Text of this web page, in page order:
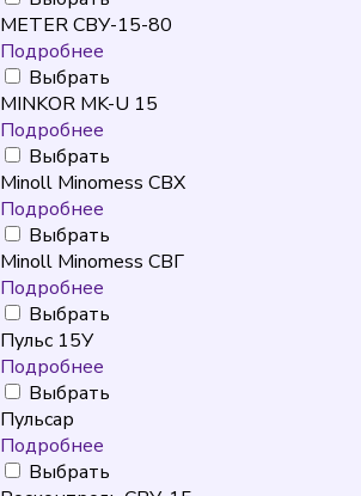
METER СВУ-15-80
Подробнее
Выбрать
MINKOR MK-U 15
Подробнее
Выбрать
Minoll Minomess СВХ
Подробнее
Выбрать
Minoll Minomess СВГ
Подробнее
Выбрать
Пульс 15У
Подробнее
Выбрать
Пульсар
Подробнее
Выбрать